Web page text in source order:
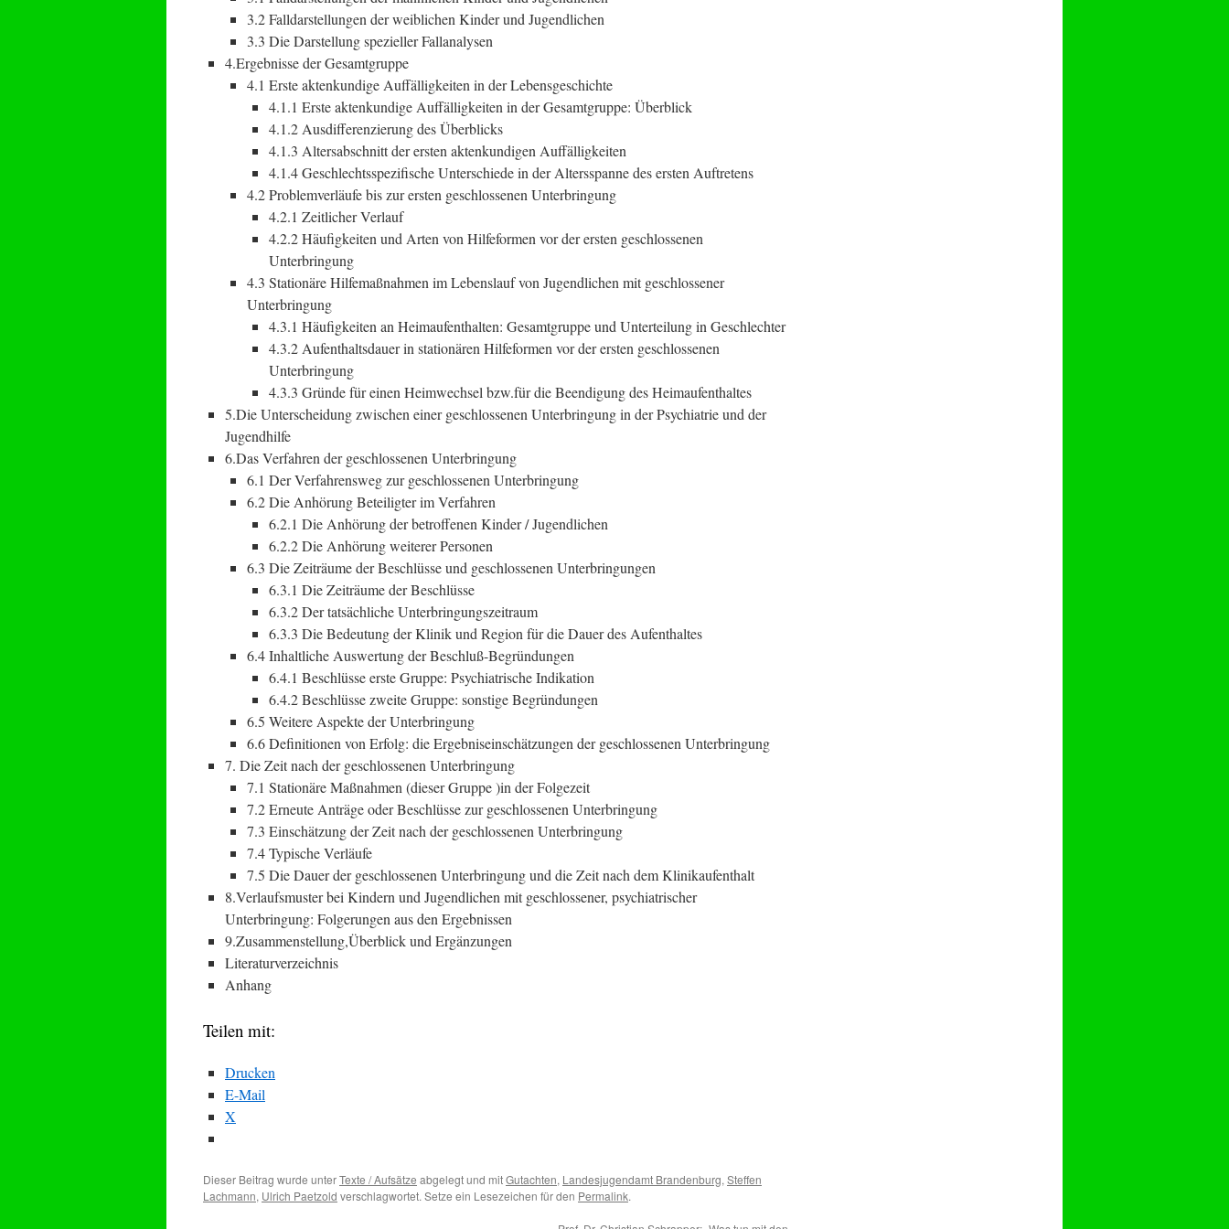
3.2 Falldarstellungen der weiblichen Kinder und Jugendlichen
3.3 Die Darstellung spezieller Fallanalysen
4.Ergebnisse der Gesamtgruppe
4.1 Erste aktenkundige Auffälligkeiten in der Lebensgeschichte
4.1.1 Erste aktenkundige Auffälligkeiten in der Gesamtgruppe: Überblick
4.1.2 Ausdifferenzierung des Überblicks
4.1.3 Altersabschnitt der ersten aktenkundigen Auffälligkeiten
4.1.4 Geschlechtsspezifische Unterschiede in der Altersspanne des ersten Auftretens
4.2 Problemverläufe bis zur ersten geschlossenen Unterbringung
4.2.1 Zeitlicher Verlauf
4.2.2 Häufigkeiten und Arten von Hilfeformen vor der ersten geschlossenen
Unterbringung
4.3 Stationäre Hilfemaßnahmen im Lebenslauf von Jugendlichen mit geschlossener
Unterbringung
4.3.1 Häufigkeiten an Heimaufenthalten: Gesamtgruppe und Unterteilung in Geschlechter
4.3.2 Aufenthaltsdauer in stationären Hilfeformen vor der ersten geschlossenen
Unterbringung
4.3.3 Gründe für einen Heimwechsel bzw.für die Beendigung des Heimaufenthaltes
5.Die Unterscheidung zwischen einer geschlossenen Unterbringung in der Psychiatrie und der
Jugendhilfe
6.Das Verfahren der geschlossenen Unterbringung
6.1 Der Verfahrensweg zur geschlossenen Unterbringung
6.2 Die Anhörung Beteiligter im Verfahren
6.2.1 Die Anhörung der betroffenen Kinder / Jugendlichen
6.2.2 Die Anhörung weiterer Personen
6.3 Die Zeiträume der Beschlüsse und geschlossenen Unterbringungen
6.3.1 Die Zeiträume der Beschlüsse
6.3.2 Der tatsächliche Unterbringungszeitraum
6.3.3 Die Bedeutung der Klinik und Region für die Dauer des Aufenthaltes
6.4 Inhaltliche Auswertung der Beschluß-Begründungen
6.4.1 Beschlüsse erste Gruppe: Psychiatrische Indikation
6.4.2 Beschlüsse zweite Gruppe: sonstige Begründungen
6.5 Weitere Aspekte der Unterbringung
6.6 Definitionen von Erfolg: die Ergebniseinschätzungen der geschlossenen Unterbringung
7. Die Zeit nach der geschlossenen Unterbringung
7.1 Stationäre Maßnahmen (dieser Gruppe )in der Folgezeit
7.2 Erneute Anträge oder Beschlüsse zur geschlossenen Unterbringung
7.3 Einschätzung der Zeit nach der geschlossenen Unterbringung
7.4 Typische Verläufe
7.5 Die Dauer der geschlossenen Unterbringung und die Zeit nach dem Klinikaufenthalt
8.Verlaufsmuster bei Kindern und Jugendlichen mit geschlossener, psychiatrischer
Unterbringung: Folgerungen aus den Ergebnissen
9.Zusammenstellung,Überblick und Ergänzungen
Literaturverzeichnis
Anhang
Teilen mit:
Drucken
E-Mail
X
Dieser Beitrag wurde unterTexte / Aufsätze abgelegt und mitGutachten, Landesjugendamt Brandenburg, Steffen
Lachmann, Ulrich Paetzold verschlagwortet. Setze ein Lesezeichen für den Permalink.